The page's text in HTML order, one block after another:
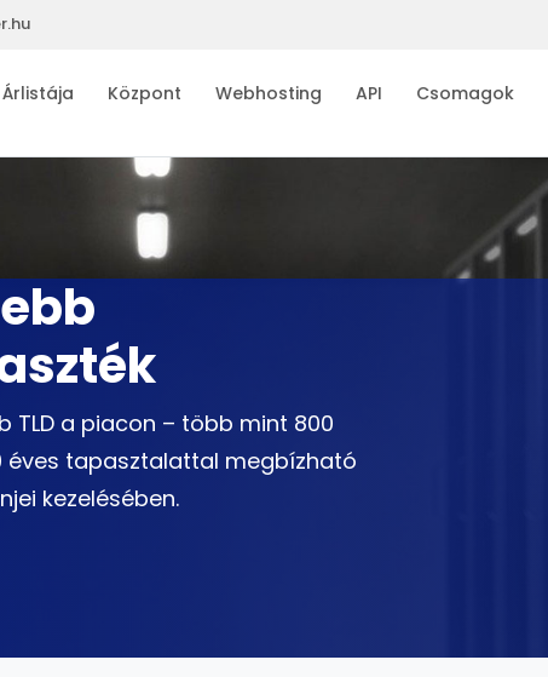
Árlistája Központ Webhosting API Csomagok
TLD a piacon – több mint 800
éves tapasztalattal megbízható
kezelésében.